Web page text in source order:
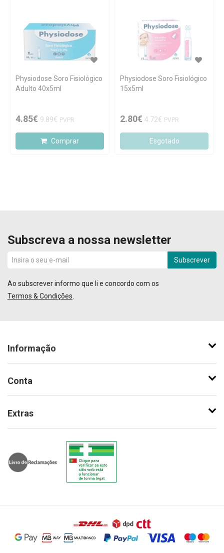
Physiodose Soro Fisiológico
Adulto 40x5ml
4.85€ 9.89€ PVPR
Comprar
Physiodose Soro Fisiológico
15x5ml
2.80€ 4.72€ PVPR
Esgotado
Subscreva a nossa newsletter
Subscrever
Ao subscrever informo que li e concordo com os
Termos & Condições
Informação
Conta
Extras